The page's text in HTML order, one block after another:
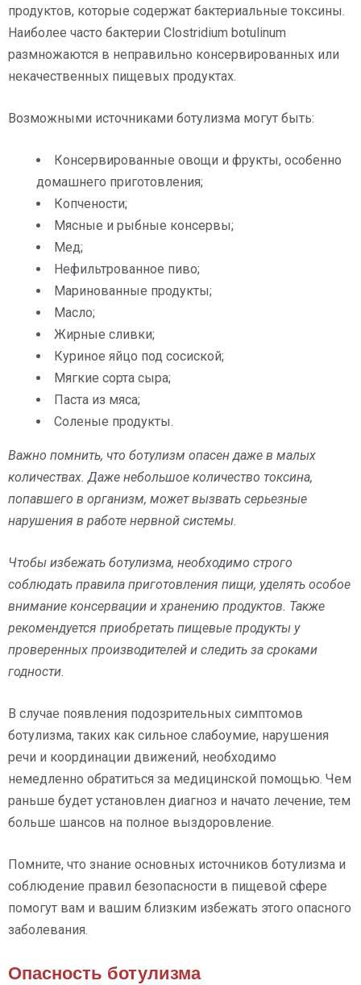
продуктов, которые содержат бактериальные токсины.
Наиболее часто бактерии Clostridium botulinum
размножаются в неправильно консервированных или
некачественных пищевых продуктах.
Возможными источниками ботулизма могут быть:
Консервированные овощи и фрукты, особенно
домашнего приготовления;
Копчености;
Мясные и рыбные консервы;
Мед;
Нефильтрованное пиво;
Маринованные продукты;
Масло;
Жирные сливки;
Куриное яйцо под сосиской;
Мягкие сорта сыра;
Паста из мяса;
Соленые продукты.
Важно помнить, что ботулизм опасен даже в малых
количествах. Даже небольшое количество токсина,
попавшего в организм, может вызвать серьезные
нарушения в работе нервной системы.
Чтобы избежать ботулизма, необходимо строго
соблюдать правила приготовления пищи, уделять особое
внимание консервации и хранению продуктов. Также
рекомендуется приобретать пищевые продукты у
проверенных производителей и следить за сроками
годности.
В случае появления подозрительных симптомов
ботулизма, таких как сильное слабоумие, нарушения
речи и координации движений, необходимо
немедленно обратиться за медицинской помощью. Чем
раньше будет установлен диагноз и начато лечение, тем
больше шансов на полное выздоровление.
Помните, что знание основных источников ботулизма и
соблюдение правил безопасности в пищевой сфере
помогут вам и вашим близким избежать этого опасного
заболевания.
Опасность ботулизма